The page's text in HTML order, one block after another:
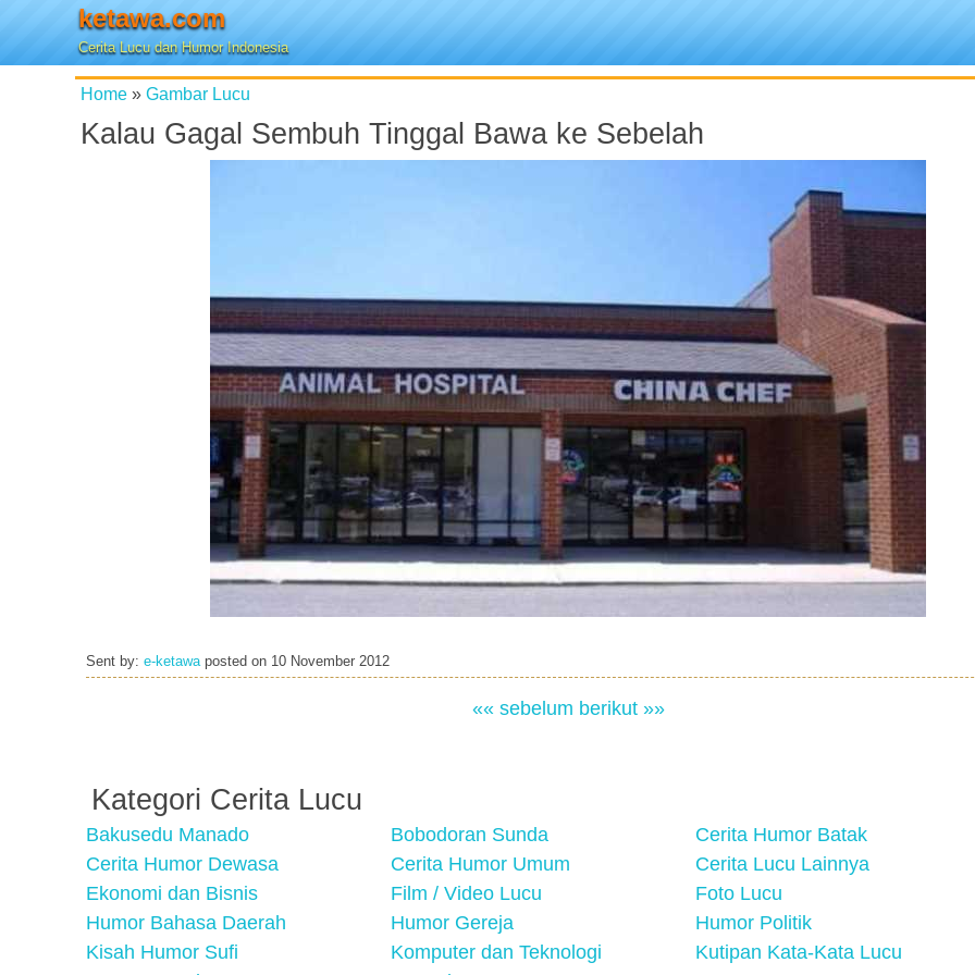
ketawa.com
Cerita Lucu dan Humor Indonesia
Home » Gambar Lucu
Kalau Gagal Sembuh Tinggal Bawa ke Sebelah
Sent by: e-ketawaposted on 10 November 2012
«« sebelum berikut »»
Kategori Cerita Lucu
Bakusedu Manado Bobodoran Sunda
Cerita Humor Batak
Cerita Humor Dewasa
Cerita Humor Umum
Cerita Lucu Lainnya
Ekonomi dan Bisnis
Film / Video Lucu
Foto Lucu
Humor Bahasa Daerah
Humor Gereja
Humor Politik
Kisah Humor Sufi
Komputer dan Teknologi
Kutipan Kata-Kata Lucu